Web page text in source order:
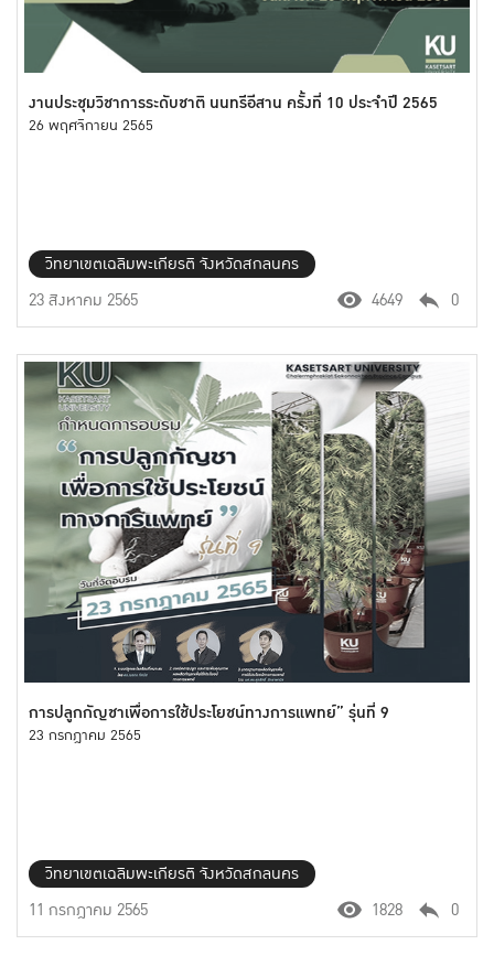
งานประชุมวิชาการระดับชาติ นนทรีอีสาน ครั้งที่ 10 ประจำปี 2565
26 พฤศจิกายน 2565
วิทยาเขตเฉลิมพะเกียรติ จังหวัดสกลนคร
23 สิงหาคม 2565
4649 0
การปลูกกัญชาเพื่อการใช้ประโยชน์ทางการแพทย์” รุ่นที่ 9
23 กรกฎาคม 2565
วิทยาเขตเฉลิมพะเกียรติ จังหวัดสกลนคร
11 กรกฎาคม 2565
1828 0